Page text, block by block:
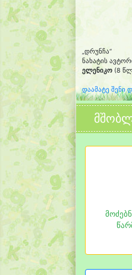
„დრუნჩა“
ნახატის
ელენიკო (8
დაამატე შენი